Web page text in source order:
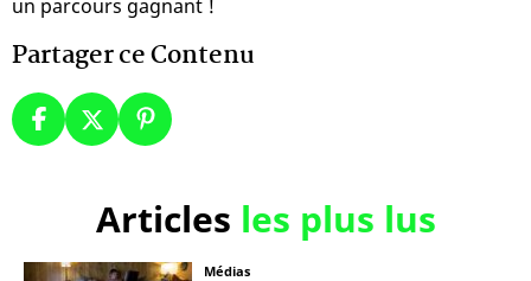
un parcours gagnant !
Partager ce Contenu
Articles les plus lus
Médias